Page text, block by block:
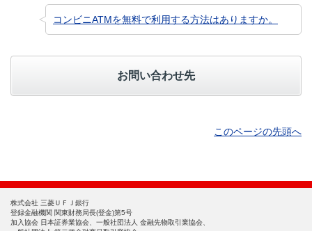
コンビニATMを無料で利用する方法はありますか。
お問い合わせ先
このページの先頭へ
株式会社 三菱ＵＦＪ銀行
登録金融機関 関東財務局長(登金)第5号
加入協会 日本証券業協会、一般社団法人 金融先物取引業協会、